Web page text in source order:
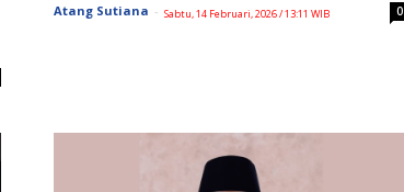
Atang Sutiana - Sabtu, 14 Februari, 2026 / 13:11 WIB 0